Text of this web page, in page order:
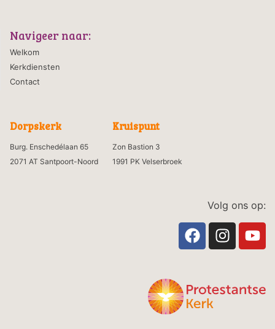
Navigeer naar:
Welkom
Kerkdiensten
Contact
Dorpskerk Kruispunt
Burg. Enschedélaan 65
2071 AT Santpoort-Noord
Zon Bastion 3
1991 PK Velserbroek
Volg ons op: